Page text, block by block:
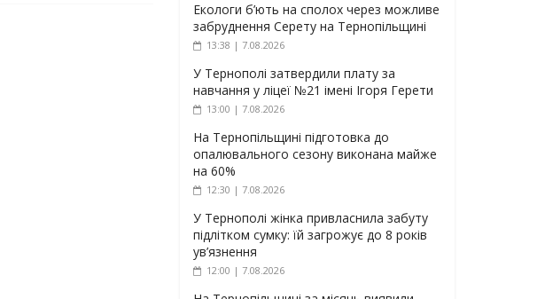
Екологи б’ють на сполох через можливе
забруднення Серету на Тернопільщині
13:38 | 7.08.2026
У Тернополі затвердили плату за
навчання у ліцеї №21 імені Ігоря Герети
13:00 | 7.08.2026
На Тернопільщині підготовка до
опалювального сезону виконана майже
на 60%
12:30 | 7.08.2026
У Тернополі жінка привласнила забуту
підлітком сумку: їй загрожує до 8 років
ув’язнення
12:00 | 7.08.2026